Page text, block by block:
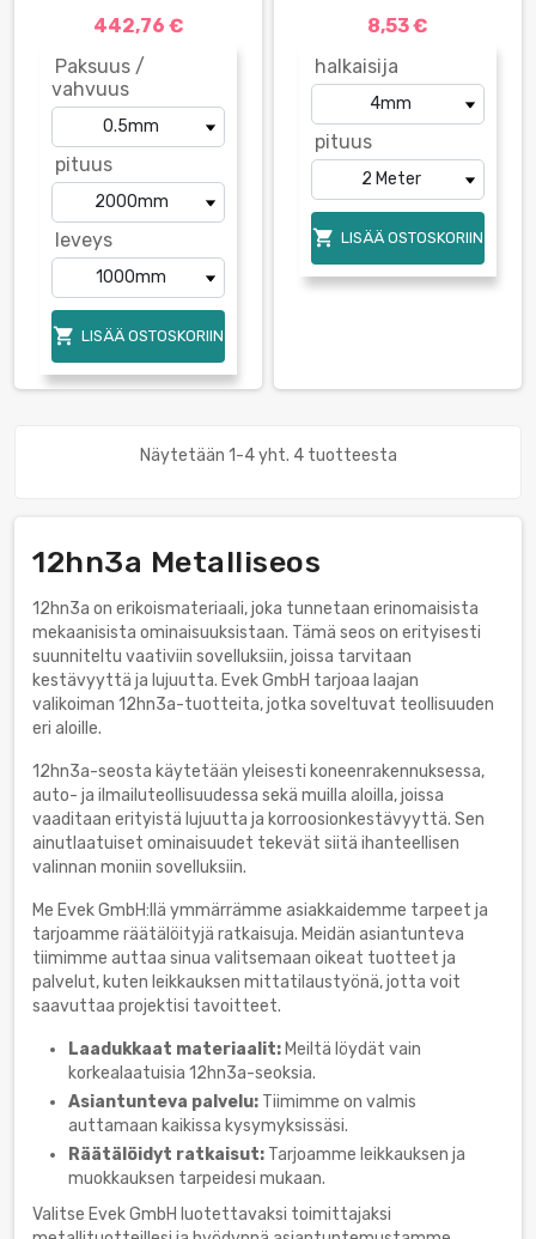
442,76 €
Paksuus /
vahvuus
pituus
leveys
 LISÄÄ OSTOSKORIIN
8,53 €
halkaisija
pituus
 LISÄÄ OSTOSKORIIN
Näytetään 1-4 yht. 4 tuotteesta
12hn3a Metalliseos
12hn3a on erikoismateriaali, joka tunnetaan erinomaisista
mekaanisista ominaisuuksistaan. Tämä seos on erityisesti
suunniteltu vaativiin sovelluksiin, joissa tarvitaan
kestävyyttä ja lujuutta. Evek GmbH tarjoaa laajan
valikoiman 12hn3a-tuotteita, jotka soveltuvat teollisuuden
eri aloille.
12hn3a-seosta käytetään yleisesti koneenrakennuksessa,
auto- ja ilmailuteollisuudessa sekä muilla aloilla, joissa
vaaditaan erityistä lujuutta ja korroosionkestävyyttä. Sen
ainutlaatuiset ominaisuudet tekevät siitä ihanteellisen
valinnan moniin sovelluksiin.
Me Evek GmbH:llä ymmärrämme asiakkaidemme tarpeet ja
tarjoamme räätälöityjä ratkaisuja. Meidän asiantunteva
tiimimme auttaa sinua valitsemaan oikeat tuotteet ja
palvelut, kuten leikkauksen mittatilaustyönä, jotta voit
saavuttaa projektisi tavoitteet.
Laadukkaat materiaalit: Meiltä löydät vain
korkealaatuisia 12hn3a-seoksia.
Asiantunteva palvelu: Tiimimme on valmis
auttamaan kaikissa kysymyksissäsi.
Räätälöidyt ratkaisut: Tarjoamme leikkauksen ja
muokkauksen tarpeidesi mukaan.
Valitse Evek GmbH luotettavaksi toimittajaksi